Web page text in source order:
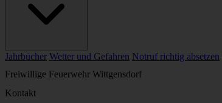
Jahrbücher Wetter und Gefahren Notruf richtig absetzen
Freiwillige Feuerwehr Wittgensdorf
Kontakt